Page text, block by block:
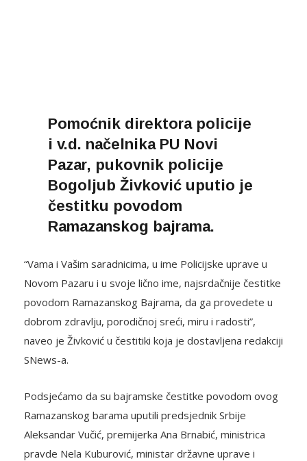
Pomoćnik direktora policije
i v.d. načelnika PU Novi
Pazar, pukovnik policije
Bogoljub Živković uputio je
čestitku povodom
Ramazanskog bajrama.
“Vama i Vašim saradnicima, u ime Policijske uprave u
Novom Pazaru i u svoje lično ime, najsrdačnije čestitke
povodom Ramazanskog Bajrama, da ga provedete u
dobrom zdravlju, porodičnoj sreći, miru i radosti”,
naveo je Živković u čestitiki koja je dostavljena redakciji
SNews-a.
Podsjećamo da su bajramske čestitke povodom ovog
Ramazanskog barama uputili predsjednik Srbije
Aleksandar Vučić, premijerka Ana Brnabić, ministrica
pravde Nela Kuburović, ministar državne uprave i